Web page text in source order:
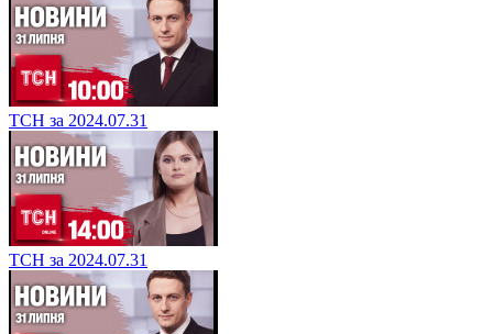
ТСН за 2024.07.31
ТСН за 2024.07.31